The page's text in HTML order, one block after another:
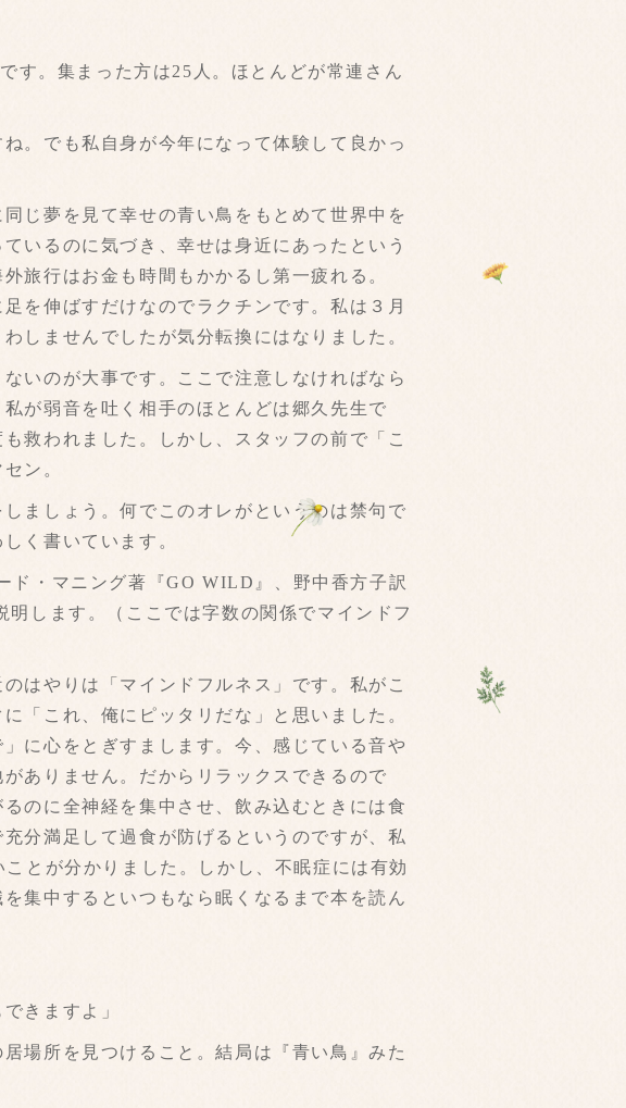
す。集まった方は25人。ほとんどが常連さん
。でも私自身が今年になって体験して良かっ
じ夢を見て幸せの青い鳥をもとめて世界中を
いるのに気づき、幸せは身近にあったという
旅行はお金も時間もかかるし第一疲れる。
を伸ばすだけなのでラクチンです。私は３月
しませんでしたが気分転換にはなりました。
いのが大事です。ここで注意しなければなら
が弱音を吐く相手のほとんどは郷久先生で
救われました。しかし、スタッフの前で「こ
ン。
ましょう。何でこのオレがというのは禁句で
く書いています。
・マニング著『GO WILD』、野中香方子訳
します。（ここでは字数の関係でマインドフ
はやりは「マインドフルネス」です。私がこ
「これ、俺にピッタリだな」と思いました。
に心をとぎすまします。今、感じている音や
ありません。だからリラックスできるので
のに全神経を集中させ、飲み込むときには食
分満足して過食が防げるというのですが、私
とが分かりました。しかし、不眠症には有効
集中するといつもなら眠くなるまで本を読ん
きますよ」
場所を見つけること。結局は『青い鳥』みた